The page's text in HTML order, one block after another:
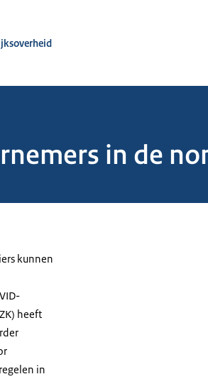
in de
kunnen
heeft
in